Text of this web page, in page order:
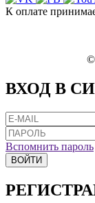
К оплате
ВХОД В
Вспомнить пароль
ВОЙТИ